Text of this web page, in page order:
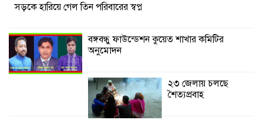
সড়কে হারিয়ে গেল তিন পরিবারের স্বপ্ন
বঙ্গবন্ধু ফাউন্ডেশন কুয়েত শাখার কমিটির
অনুমোদন
২৩ জেলায় চলছে
শৈত্যপ্রবাহ